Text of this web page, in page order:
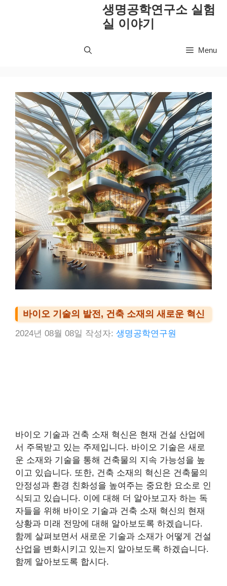
생명공학연구소 실험
실 이야기
Menu
바이오 기술의 발전, 건축 소재의 새로운 혁신
2024년 08월 08일 작성자: 생명공학연구원
바이오 기술과 건축 소재 혁신은 현재 건설 산업에
서 주목받고 있는 주제입니다. 바이오 기술은 새로
운 소재와 기술을 통해 건축물의 지속 가능성을 높
이고 있습니다. 또한, 건축 소재의 혁신은 건축물의
안정성과 환경 친화성을 높여주는 중요한 요소로 인
식되고 있습니다. 이에 대해 더 알아보고자 하는 독
자들을 위해 바이오 기술과 건축 소재 혁신의 현재
상황과 미래 전망에 대해 알아보도록 하겠습니다.
함께 살펴보면서 새로운 기술과 소재가 어떻게 건설
산업을 변화시키고 있는지 알아보도록 하겠습니다.
함께 알아보도록 합시다.